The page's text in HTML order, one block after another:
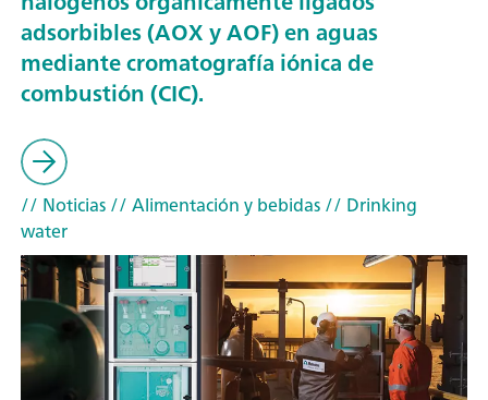
adsorbibles (AOX y AOF) en aguas
mediante cromatografía iónica de
combustión (CIC).
// Noticias// Alimentación y bebidas// Drinking
water